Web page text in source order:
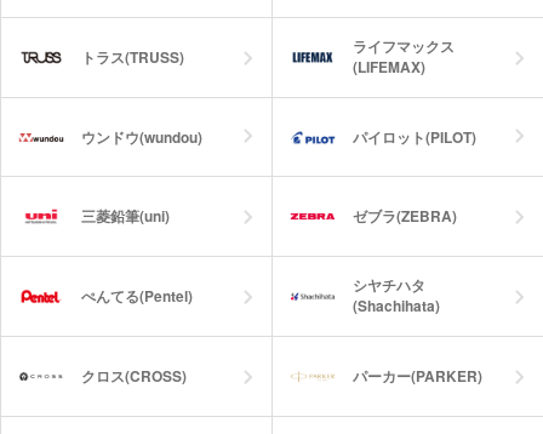
トラス(TRUSS)
ライフマックス
(LIFEMAX)
ウンドウ(wundou) パイロット(PILOT)
三菱鉛筆(uni) ゼブラ(ZEBRA)
ぺんてる(Pentel)
シヤチハタ
(Shachihata)
クロス(CROSS) パーカー(PARKER)